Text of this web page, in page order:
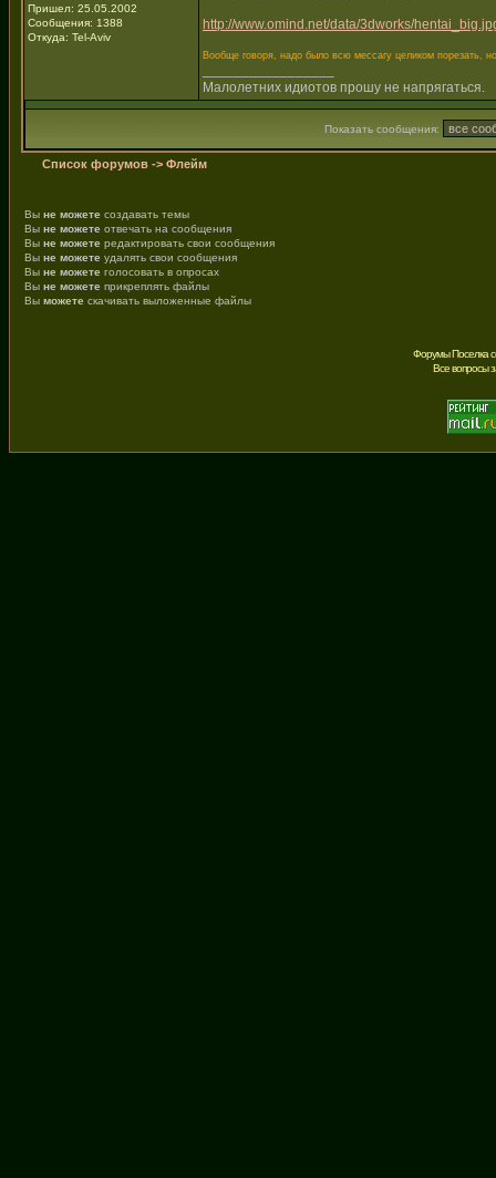
Пришел: 25.05.2002
Сообщения: 1388
Откуда: Tel-Aviv
http://www.omind.net/data/3dworks/
Вообще говоря, надо было всю мессагу целиком порезать,
Малолетних идиотов прошу не напрягаться.
Показать сообщения:
Список форумов -> Флейм
Вы не можете создавать темы
Вы не можете отвечать на сообщения
Вы не можете редактировать свои сообщения
Вы не можете удалять свои сообщения
Вы не можете голосовать в опросах
Вы не можете прикреплять файлы
Вы можете скачивать выложенные файлы
Форумы Поселка
Все вопросы